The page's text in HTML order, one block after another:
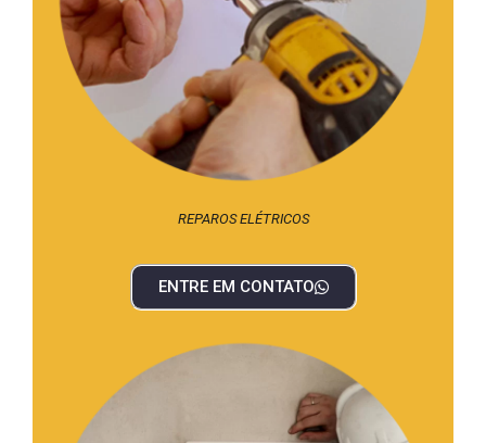
REPAROS ELÉTRICOS
ENTRE EM CONTATO